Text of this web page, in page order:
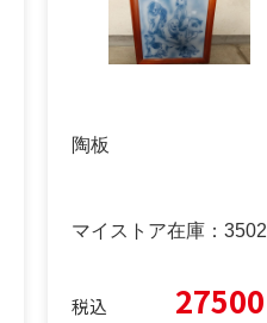
陶板
マイストア在庫： 3502
税込 27500